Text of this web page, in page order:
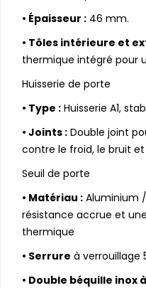
• Épaisseur : 46 mm.
• Tôles intérieure et
thermique intégré pour
Huisserie de porte
• Type : Huisserie A1,
• Joints : Double joint
contre le froid, le bruit
Seuil de porte
• Matériau : Aluminium
résistance accrue et
thermique
• Serrure à verrouillage
• Double béquille inox